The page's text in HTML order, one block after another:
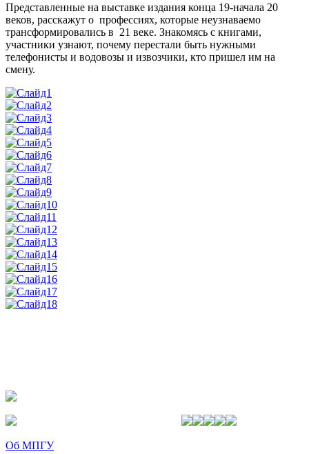
Представленные на выставке издания конца 19-начала 20
веков, расскажут о профессиях, которые неузнаваемо
трансформировались в 21 веке. Знакомясь с книгами,
участники узнают, почему перестали быть нужными
телефонисты и водовозы и извозчики, кто пришел им на
смену.
Об МПГУ